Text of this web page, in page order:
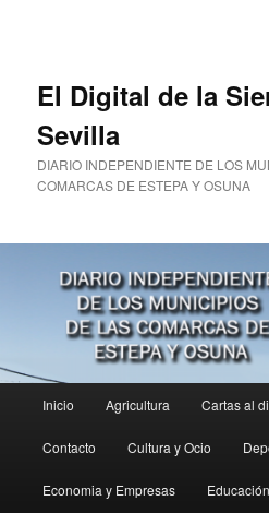
El Digital de la
Sevilla
DIARIO INDEPENDIENTE DE LOS
COMARCAS DE ESTEPA Y OSUNA
principal
Inicio Agricultura Cartas al
Contacto Cultura y Ocio
Economia y Empresas Educación